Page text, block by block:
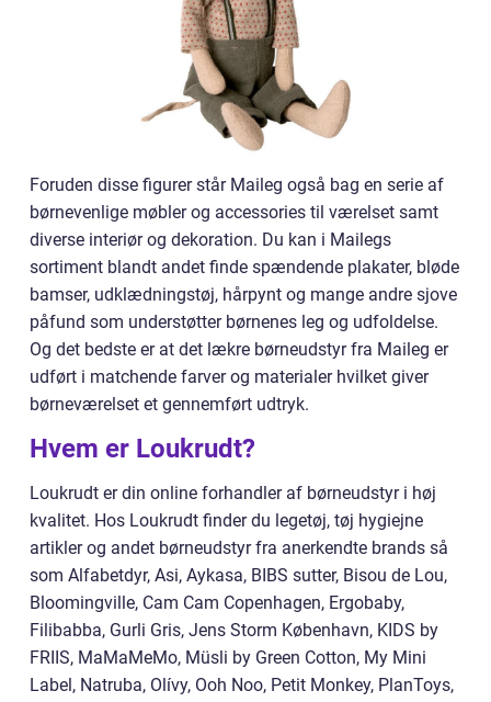
Foruden disse figurer står Maileg også bag en serie af
børnevenlige møbler og accessories til værelset samt
diverse interiør og dekoration. Du kan i Mailegs
sortiment blandt andet finde spændende plakater, bløde
bamser, udklædningstøj, hårpynt og mange andre sjove
påfund som understøtter børnenes leg og udfoldelse.
Og det bedste er at det lækre børneudstyr fra Maileg er
udført i matchende farver og materialer hvilket giver
børneværelset et gennemført udtryk.
Hvem er Loukrudt?
Loukrudt er din online forhandler af børneudstyr i høj
kvalitet. Hos Loukrudt finder du legetøj, tøj hygiejne
artikler og andet børneudstyr fra anerkendte brands så
som Alfabetdyr, Asi, Aykasa, BIBS sutter, Bisou de Lou,
Bloomingville, Cam Cam Copenhagen, Ergobaby,
Filibabba, Gurli Gris, Jens Storm København, KIDS by
FRIIS, MaMaMeMo, Müsli by Green Cotton, My Mini
Label, Natruba, Olívy, Ooh Noo, Petit Monkey, PlanToys,